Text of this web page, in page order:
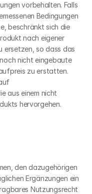
vorbehalten. Falls
Bedingungen
beschränkt sich die
nach eigener
ersetzen, so dass das
nicht eingebaute
zu erstatten.
aus einem nicht
hervorgehen.
den dazugehörigen
Ergänzungen ein
Nutzungsrecht